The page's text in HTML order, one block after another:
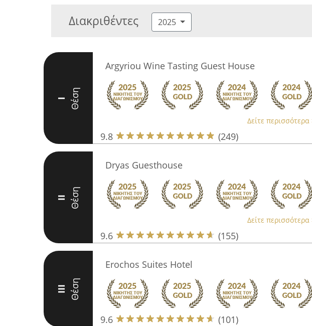
Διακριθέντες 2025
I Θέση
Argyriou Wine Tasting Guest House
Δείτε περισσότερα
9.8 (249)
II Θέση
Dryas Guesthouse
Δείτε περισσότερα
9.6 (155)
III Θέση
Erochos Suites Hotel
9.6 (101)